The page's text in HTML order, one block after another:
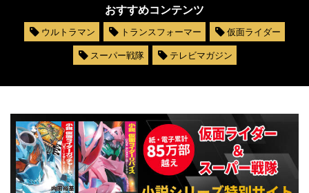
おすすめコンテンツ
ウルトラマン トランスフォーマー
仮面ライダー
スーパー戦隊
テレビマガジン